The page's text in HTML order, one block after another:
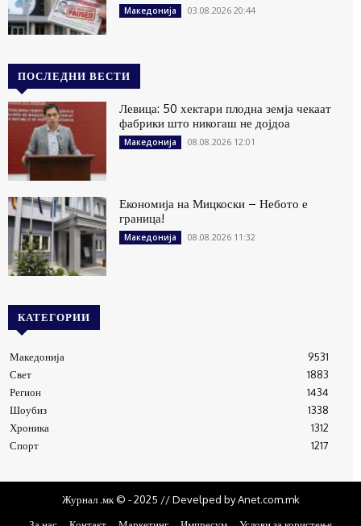
Македонија 03.08.2026 20:44
ПОСЛЕДНИ ВЕСТИ
Левица: 50 хектари плодна земја чекаат
фабрики што никогаш не дојдоа
Македонија 08.08.2026 12:01
Економија на Мицкоски – Небото е
граница!
Македонија 08.08.2026 11:32
КАТЕГОРИИ
Македонија
9531
Свет
1883
Регион
1434
Шоубиз
1338
Хроника
1312
Спорт
1217
Журнал .мк © - 2025 // Develped by Anet.com.mk